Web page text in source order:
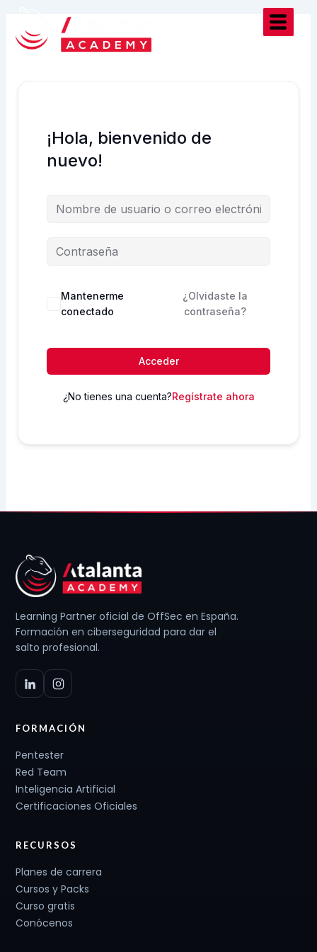
contenido
¡Hola, bienvenido de
nuevo!
Mantenerme
conectado
¿Olvidaste la
contraseña?
Acceder
¿No tienes una cuenta?Regístrate ahora
Learning Partner oficial de OffSec en España.
Formación en ciberseguridad para dar el
salto profesional.
FORMACIÓN
Pentester
Red Team
Inteligencia Artificial
Certificaciones Oficiales
RECURSOS
Planes de carrera
Cursos y Packs
Curso gratis
Conócenos